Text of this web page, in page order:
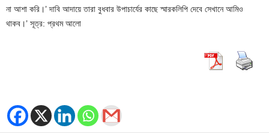
না আশা করি।’ দাবি আদায়ে তারা বুধবার উপাচার্যের কাছে স্মারকলিপি দেবে সেখানে আমিও
থাকব।’ সূত্র: প্রথম আলো